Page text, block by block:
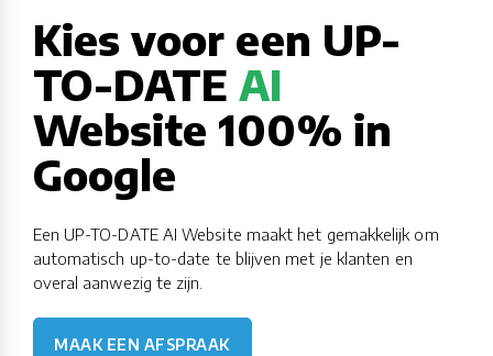
Kies voor een UP-
TO-DATE AI
Website 100% in
Google
Een UP-TO-DATE AI Website maakt het gemakkelijk om
automatisch up-to-date te blijven met je klanten en
overal aanwezig te zijn.
MAAK EEN AFSPRAAK